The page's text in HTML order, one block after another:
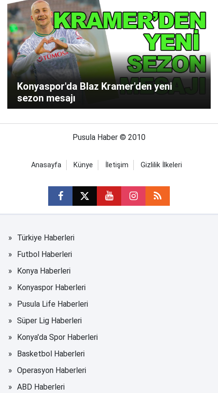
Konyaspor'da Blaz Kramer'den yeni
sezon mesajı
Pusula Haber © 2010
Anasayfa Künye İletişim Gizlilik İlkeleri
Türkiye Haberleri
Futbol Haberleri
Konya Haberleri
Konyaspor Haberleri
Pusula Life Haberleri
Süper Lig Haberleri
Konya'da Spor Haberleri
Basketbol Haberleri
Operasyon Haberleri
ABD Haberleri